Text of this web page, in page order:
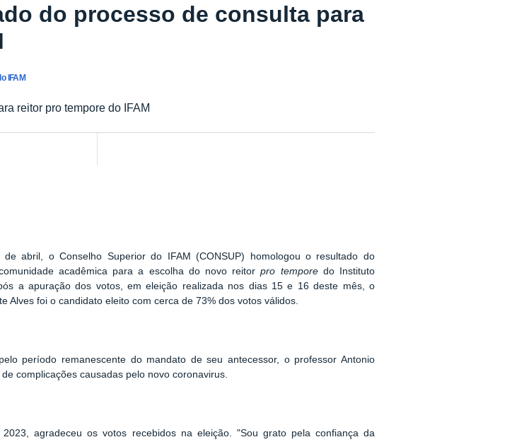
do processo de consulta para
IFAM
reitor pro tempore do IFAM
de abril, o Conselho Superior do IFAM (CONSUP) homologou o resultado do
acadêmica para a escolha do novo reitorpro temporedo Instituto
a apuração dos votos, em eleição realizada nos dias 15 e 16 deste mês, o
Alves foi o candidato eleito com cerca de 73% dos votos válidos.
período remanescente do mandato de seu antecessor, o professor Antonio
complicações causadas pelo novo coronavirus.
agradeceu os votos recebidos na eleição. "Sou grato pela confiança da